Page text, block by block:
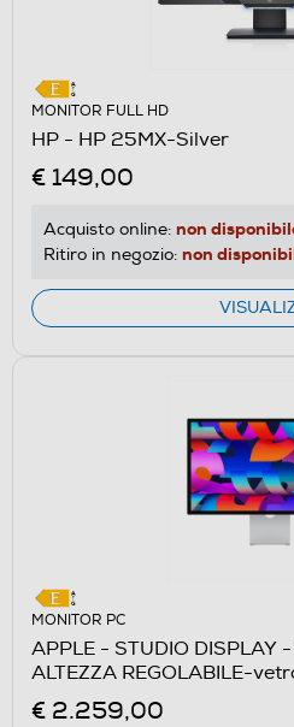
MONITOR FULL HD
HP - HP 25MX-Silver
€ 149,00
Acquisto online: non
Ritiro in negozio: non
MONITOR PC
APPLE - STUDIO DISPLAY
ALTEZZA REGOLABILE-
€ 2.259,00